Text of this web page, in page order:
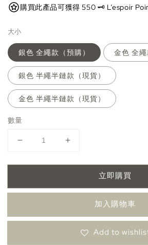
購買此產品可獲得 550 🗝️ L’espoir
大小
銀色 全繩款（預購） 金色 全繩
銀色 半繩半鏈款（現貨）
金色 半繩半鏈款（現貨）
數量
立即購買
加入購物車
Add to